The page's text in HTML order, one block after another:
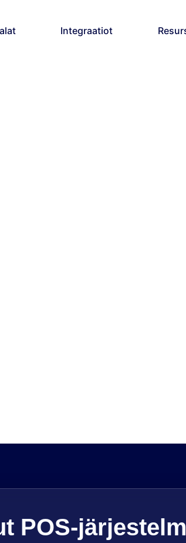
Integraatiot
POS-